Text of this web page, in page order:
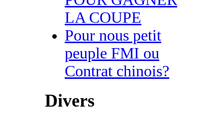
LA COUPE
Pour nous petit
peuple FMI ou
Contrat chinois?
Divers